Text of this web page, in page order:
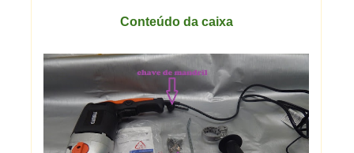
Conteúdoda caixa